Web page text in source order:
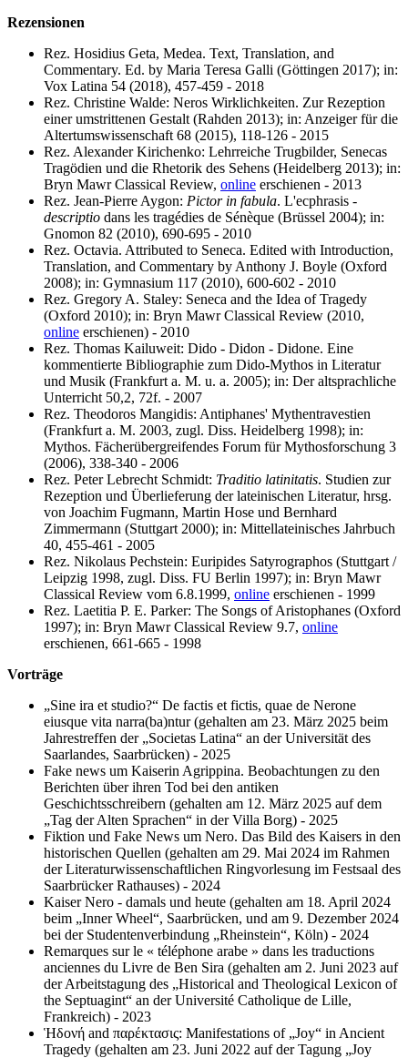
Rezensionen
Rez. Hosidius Geta, Medea. Text, Translation, and
Commentary. Ed. by Maria Teresa Galli (Göttingen 2017); in:
Vox Latina 54 (2018), 457-459 - 2018
Rez. Christine Walde: Neros Wirklichkeiten. Zur Rezeption
einer umstrittenen Gestalt (Rahden 2013); in: Anzeiger für die
Altertumswissenschaft 68 (2015), 118-126 - 2015
Rez. Alexander Kirichenko: Lehrreiche Trugbilder, Senecas
Tragödien und die Rhetorik des Sehens (Heidelberg 2013); in:
Bryn Mawr Classical Review, online erschienen - 2013
Rez. Jean-Pierre Aygon: Pictor in fabula. L'ecphrasis -
descriptio dans les tragédies de Sénèque (Brüssel 2004); in:
Gnomon 82 (2010), 690-695 - 2010
Rez. Octavia. Attributed to Seneca. Edited with Introduction,
Translation, and Commentary by Anthony J. Boyle (Oxford
2008); in: Gymnasium 117 (2010), 600-602 - 2010
Rez. Gregory A. Staley: Seneca and the Idea of Tragedy
(Oxford 2010); in: Bryn Mawr Classical Review (2010,
online erschienen) - 2010
Rez. Thomas Kailuweit: Dido - Didon - Didone. Eine
kommentierte Bibliographie zum Dido-Mythos in Literatur
und Musik (Frankfurt a. M. u. a. 2005); in: Der altsprachliche
Unterricht 50,2, 72f. - 2007
Rez. Theodoros Mangidis: Antiphanes' Mythentravestien
(Frankfurt a. M. 2003, zugl. Diss. Heidelberg 1998); in:
Mythos. Fächerübergreifendes Forum für Mythosforschung 3
(2006), 338-340 - 2006
Rez. Peter Lebrecht Schmidt: Traditio latinitatis. Studien zur
Rezeption und Überlieferung der lateinischen Literatur, hrsg.
von Joachim Fugmann, Martin Hose und Bernhard
Zimmermann (Stuttgart 2000); in: Mittellateinisches Jahrbuch
40, 455-461 - 2005
Rez. Nikolaus Pechstein: Euripides Satyrographos (Stuttgart /
Leipzig 1998, zugl. Diss. FU Berlin 1997); in: Bryn Mawr
Classical Review vom 6.8.1999, online erschienen - 1999
Rez. Laetitia P. E. Parker: The Songs of Aristophanes (Oxford
1997); in: Bryn Mawr Classical Review 9.7, online
erschienen, 661-665 - 1998
Vorträge
„Sine ira et studio?“ De factis et fictis, quae de Nerone
eiusque vita narra(ba)ntur (gehalten am 23. März 2025 beim
Jahrestreffen der „Societas Latina“ an der Universität des
Saarlandes, Saarbrücken) - 2025
Fake news um Kaiserin Agrippina. Beobachtungen zu den
Berichten über ihren Tod bei den antiken
Geschichtsschreibern (gehalten am 12. März 2025 auf dem
„Tag der Alten Sprachen“ in der Villa Borg) - 2025
Fiktion und Fake News um Nero. Das Bild des Kaisers in den
historischen Quellen (gehalten am 29. Mai 2024 im Rahmen
der Literaturwissenschaftlichen Ringvorlesung im Festsaal des
Saarbrücker Rathauses) - 2024
Kaiser Nero - damals und heute (gehalten am 18. April 2024
beim „Inner Wheel“, Saarbrücken, und am 9. Dezember 2024
bei der Studentenverbindung „Rheinstein“, Köln) - 2024
Remarques sur le « téléphone arabe » dans les traductions
anciennes du Livre de Ben Sira (gehalten am 2. Juni 2023 auf
der Arbeitstagung des „Historical and Theological Lexicon of
the Septuagint“ an der Université Catholique de Lille,
Frankreich) - 2023
Ἡδονή and παρέκτασις: Manifestations of „Joy“ in Ancient
Tragedy (gehalten am 23. Juni 2022 auf der Tagung „Joy